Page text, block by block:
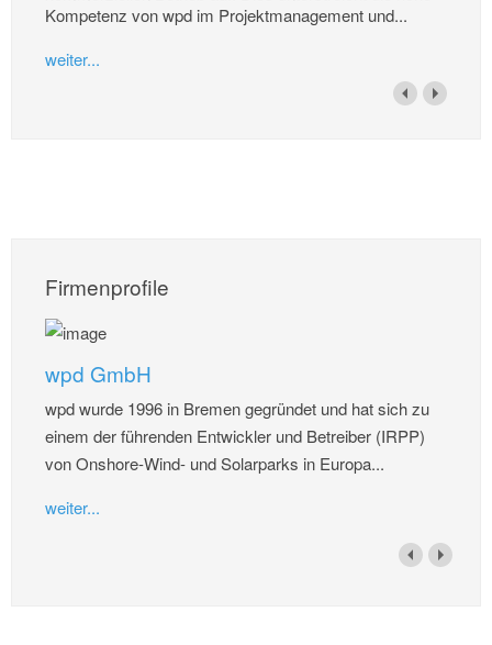
Kompetenz von wpd im Projektmanagement und...
weiter...
Firmenprofile
wpd GmbH
wpd wurde 1996 in Bremen gegründet und hat sich zu
einem der führenden Entwickler und Betreiber (IRPP)
von Onshore-Wind- und Solarparks in Europa...
weiter...